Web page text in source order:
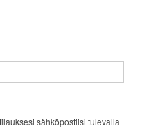
sähköpostiisi tulevalla